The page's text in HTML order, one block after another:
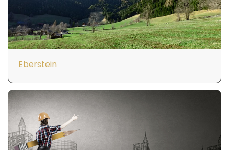
Eberstein